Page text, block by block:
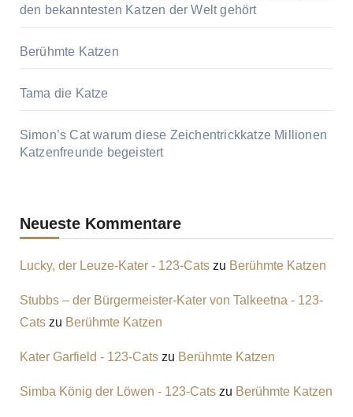
den bekanntesten Katzen der Welt gehört
Berühmte Katzen
Tama die Katze
Simon’s Cat warum diese Zeichentrickkatze Millionen
Katzenfreunde begeistert
Neueste Kommentare
Lucky, der Leuze-Kater - 123-Catszu Berühmte Katzen
Stubbs – der Bürgermeister-Kater von Talkeetna - 123-
Catszu Berühmte Katzen
Kater Garfield - 123-Catszu Berühmte Katzen
Simba König der Löwen - 123-Catszu Berühmte Katzen